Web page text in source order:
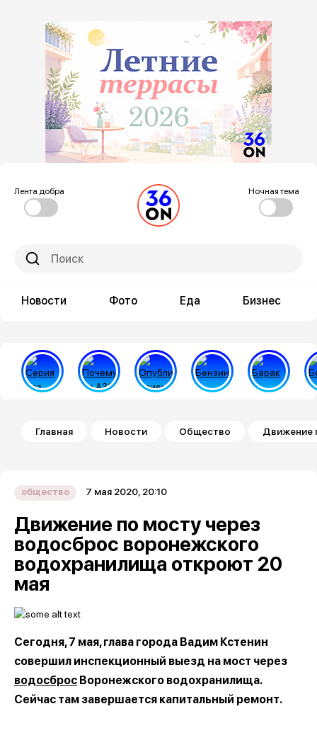
Лента добра Ночная тема
Новости Фото Еда Бизнес
Строка навигации
Главная Новости Общество Движение
общество 7 мая 2020, 20:10
Движение по мосту через
водосброс воронежского
водохранилища откроют 20
мая
Сегодня, 7 мая, глава города Вадим Кстенин
совершил инспекционный выезд на мост через
водосброс Воронежского водохранилища.
Сейчас там завершается капитальный ремонт.